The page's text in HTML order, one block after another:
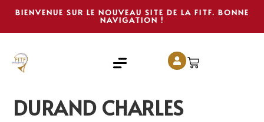
BIENVENUE SUR LE NOUVEAU SITE DE LA FITF. BONNE
NAVIGATION !
DURAND CHARLES